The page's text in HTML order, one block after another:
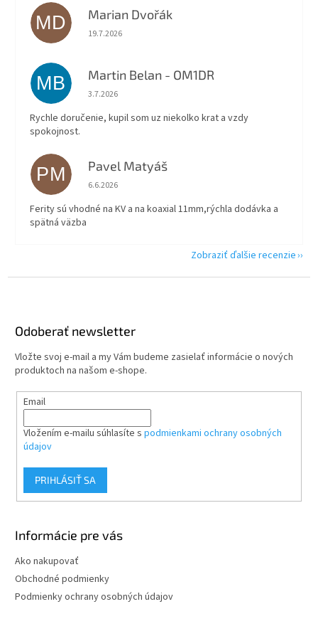
MD Marian Dvořák
Hodnotenie obchodu je 5 z 5 hviezdičiek.
19.7.2026
MB Martin Belan - OM1DR
Hodnotenie obchodu je 5 z 5 hviezdičiek.
3.7.2026
Rychle doručenie, kupil som uz niekolko krat a vzdy
spokojnost.
PM Pavel Matyáš
Hodnotenie obchodu je 5 z 5 hviezdičiek.
6.6.2026
Ferity sú vhodné na KV a na koaxial 11mm,rýchla dodávka a
spätná väzba
Zobraziť ďalšie recenzie
Odoberať newsletter
Vložte svoj e-mail a my Vám budeme zasielať informácie o nových
produktoch na našom e-shope.
Email
Vložením e-mailu súhlasíte s podmienkami ochrany osobných
údajov
PRIHLÁSIŤ SA
Informácie pre vás
Ako nakupovať
Obchodné podmienky
Podmienky ochrany osobných údajov